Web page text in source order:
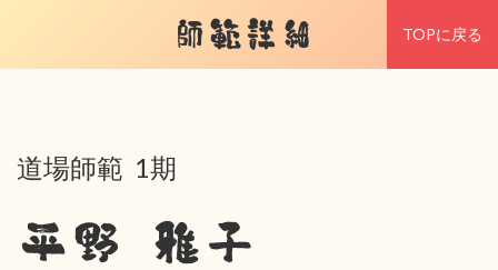
師範詳細 TOPに戻る
道場師範 1期
平野 雅子